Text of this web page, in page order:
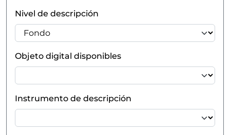
Nivel de descripción
Objeto digital disponibles
Instrumento de descripción